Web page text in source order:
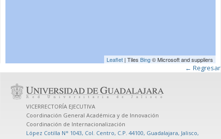
Leaflet | Tiles Bing© Microsoft and suppliers
← Regresar
VICERRECTORÍA EJECUTIVA
Coordinación General Académica y de Innovación
Coordinación de Internacionalización
López Cotilla N° 1043, Col. Centro, C.P. 44100, Guadalajara, Jalisco,